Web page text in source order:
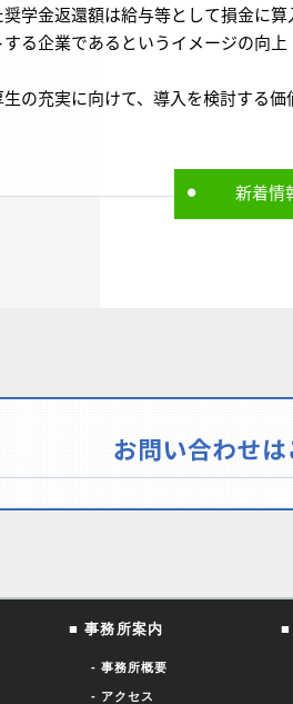
学金返還額は給与等として損金に
る企業であるというイメージの向上
の充実に向けて、導入を検討する価
新着情
■ 事務所案内
- 事務所概要
- アクセス
■